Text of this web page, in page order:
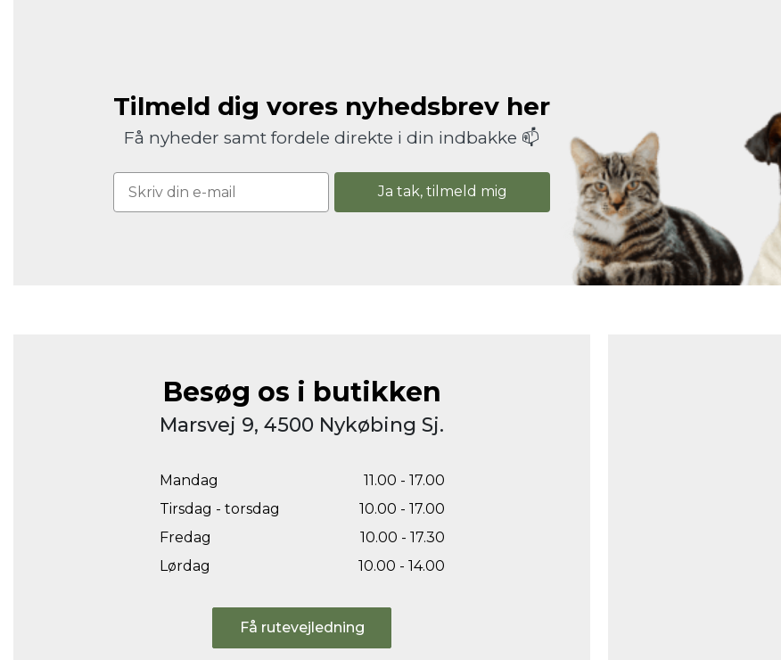
Tilmeld dig vores nyhedsbrev her
Få nyheder samt fordele direkte i din indbakke 📫
Ja tak, tilmeld mig
Besøg os i butikken
Marsvej 9, 4500 Nykøbing Sj.
Mandag
11.00 - 17.00
Tirsdag - torsdag
10.00 - 17.00
Fredag
10.00 - 17.30
Lørdag
10.00 - 14.00
Få rutevejledning